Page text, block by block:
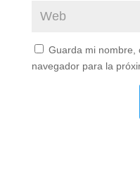
Guarda mi nombre,
navegador para la